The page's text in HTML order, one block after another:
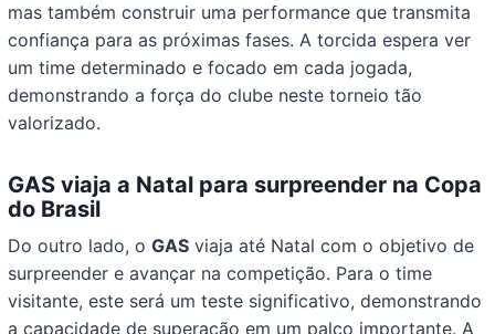
mas também construir uma performance que transmita
confiança para as próximas fases. A torcida espera ver
um time determinado e focado em cada jogada,
demonstrando a força do clube neste torneio tão
valorizado.
GAS viaja a Natal para surpreender na Copa
do Brasil
Do outro lado, oGAS viaja até Natal com o objetivo de
surpreender e avançar na competição. Para o time
visitante, este será um teste significativo, demonstrando
a capacidade de superação em um palco importante. A